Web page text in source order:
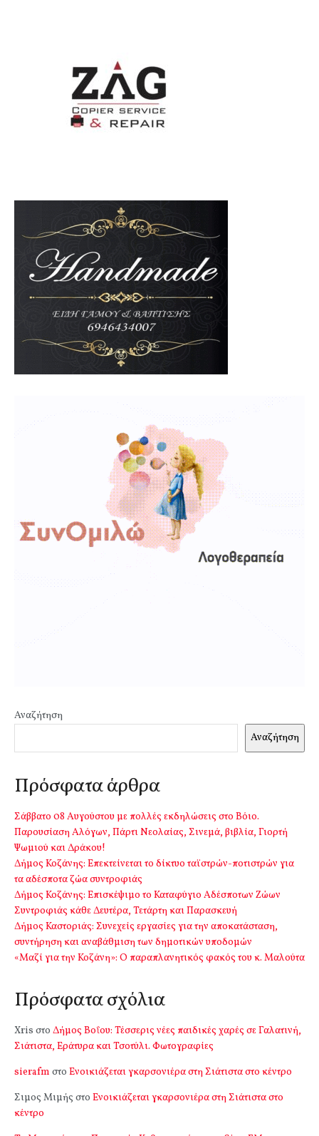
Αναζήτηση
Αναζήτηση
Πρόσφατα άρθρα
Σάββατο 08 Αυγούστου με πολλές εκδηλώσεις στο Βόιο.
Παρουσίαση Αλόγων, Πάρτι Νεολαίας, Σινεμά, βιβλία, Γιορτή
Ψωμιού και Δράκου!
Δήμος Κοζάνης: Επεκτείνεται το δίκτυο ταϊστρών-ποτιστρών για
τα αδέσποτα ζώα συντροφιάς
Δήμος Κοζάνης: Επισκέψιμο το Καταφύγιο Αδέσποτων Ζώων
Συντροφιάς κάθε Δευτέρα, Τετάρτη και Παρασκευή
Δήμος Καστοριάς: Συνεχείς εργασίες για την αποκατάσταση,
συντήρηση και αναβάθμιση των δημοτικών υποδομών
«Μαζί για την Κοζάνη»: Ο παραπλανητικός φακός του κ. Μαλούτα
Πρόσφατα σχόλια
Xris στο Δήμος Βοΐου: Τέσσερις νέες παιδικές χαρές σε Γαλατινή,
Σιάτιστα, Εράτυρα και Τσοτύλι. Φωτογραφίες
sierafm στο Ενοικιάζεται γκαρσονιέρα στη Σιάτιστα στο κέντρο
Σιμος Μιμής στο Ενοικιάζεται γκαρσονιέρα στη Σιάτιστα στο
κέντρο